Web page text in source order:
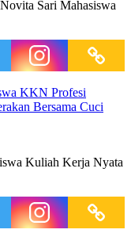
Sari Mahasiswa
KKN Profesi
Bersama Cuci
Kuliah Kerja Nyata